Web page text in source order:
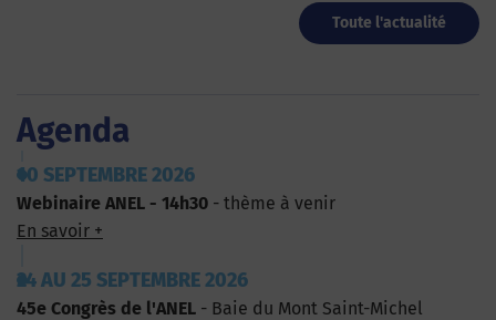
Toute l'actualité
Agenda
10 SEPTEMBRE 2026
Webinaire ANEL - 14h30 - thème à venir
En savoir +
24 AU 25 SEPTEMBRE 2026
45e Congrès de l'ANEL - Baie du Mont Saint-Michel